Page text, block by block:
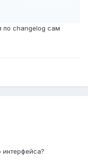
по changelog сам
интерфейса?